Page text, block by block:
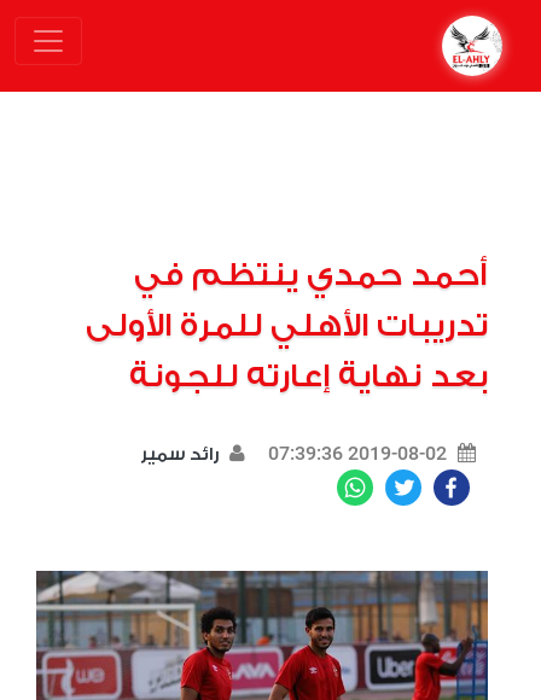
أحمد حمدي ينتظم في
تدريبات الأهلي للمرة الأولى
بعد نهاية إعارته للجونة
2019-08-02 07:39:36 رائد سمير
Facebook
Twitter